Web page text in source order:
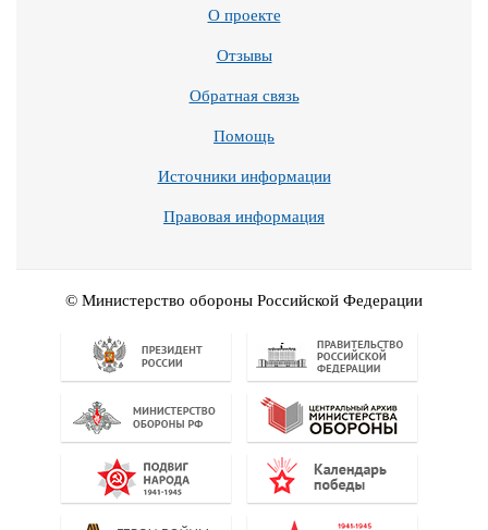
О проекте
Отзывы
Обратная связь
Помощь
Источники информации
Правовая информация
© Министерство обороны Российской Федерации